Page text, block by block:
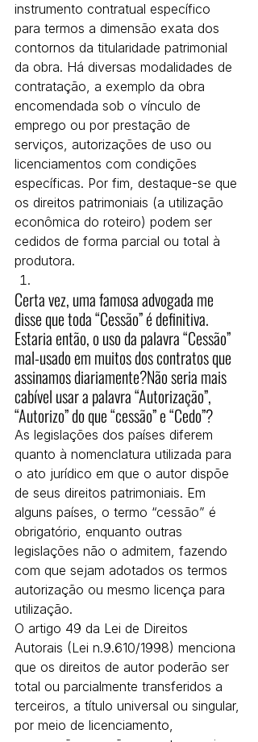
instrumento contratual específico
para termos a dimensão exata dos
contornos da titularidade patrimonial
da obra. Há diversas modalidades de
contratação, a exemplo da obra
encomendada sob o vínculo de
emprego ou por prestação de
serviços, autorizações de uso ou
licenciamentos com condições
específicas. Por fim, destaque-se que
os direitos patrimoniais (a utilização
econômica do roteiro) podem ser
cedidos de forma parcial ou total à
produtora.
Certa vez, uma famosa advogada me
disse que toda “Cessão” é definitiva.
Estaria então, o uso da palavra “Cessão”
mal-usado em muitos dos contratos que
assinamos diariamente?Não seria mais
cabível usar a palavra “Autorização”,
“Autorizo” do que “cessão” e “Cedo”?
As legislações dos países diferem
quanto à nomenclatura utilizada para
o ato jurídico em que o autor dispõe
de seus direitos patrimoniais. Em
alguns países, o termo “cessão” é
obrigatório, enquanto outras
legislações não o admitem, fazendo
com que sejam adotados os termos
autorização ou mesmo licença para
utilização.
O artigo 49 da Lei de Direitos
Autorais (Lei n.9.610/1998) menciona
que os direitos de autor poderão ser
total ou parcialmente transferidos a
terceiros, a título universal ou singular,
por meio de licenciamento,